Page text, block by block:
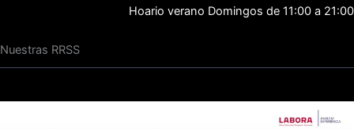
Hoario verano Domingos de 11:00 a 21:00
Nuestras RRSS